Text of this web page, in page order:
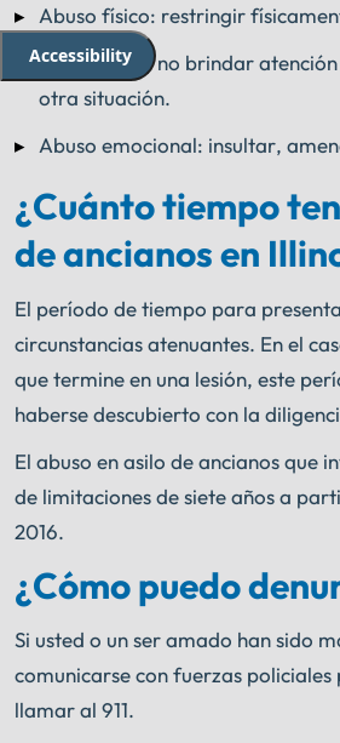
Accessibility
Abuso físico: restringir
Negligencia: no brindar
otra situación.
Abuso emocional: insultar,
¿Cuánto tiempo
de ancianos en
El período de tiempo para
circunstancias atenuantes. En el
que termine en una lesión, este
haberse descubierto con la
El abuso en asilo de ancianos que
de limitaciones de siete años a
2016.
¿Cómo puedo
Si usted o un ser amado han sido
comunicarse con fuerzas
llamar al 911.